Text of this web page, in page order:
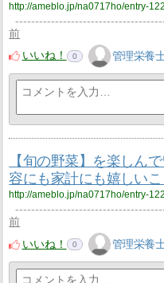
http://ameblo.jp/na0717ho/entry-
前
いいね！
0 管理栄養
【旬の野菜】を楽しん
容にも家計にも嬉しい
http://ameblo.jp/na0717ho/entry-
前
いいね！
0 管理栄養